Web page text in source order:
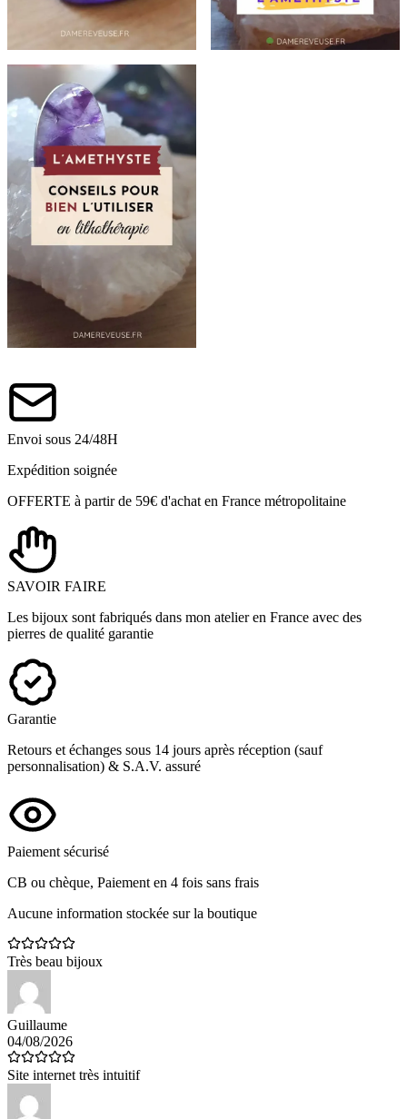
Envoi sous 24/48H
Expédition soignée
OFFERTE à partir de 59€ d'achat en France métropolitaine
SAVOIR FAIRE
Les bijoux sont fabriqués dans mon atelier en France avec des
pierres de qualité garantie
Garantie
Retours et échanges sous 14 jours après réception (sauf
personnalisation) & S.A.V. assuré
Paiement sécurisé
CB ou chèque, Paiement en 4 fois sans frais
Aucune information stockée sur la boutique
Très beau bijoux
Guillaume
04/08/2026
Site internet très intuitif